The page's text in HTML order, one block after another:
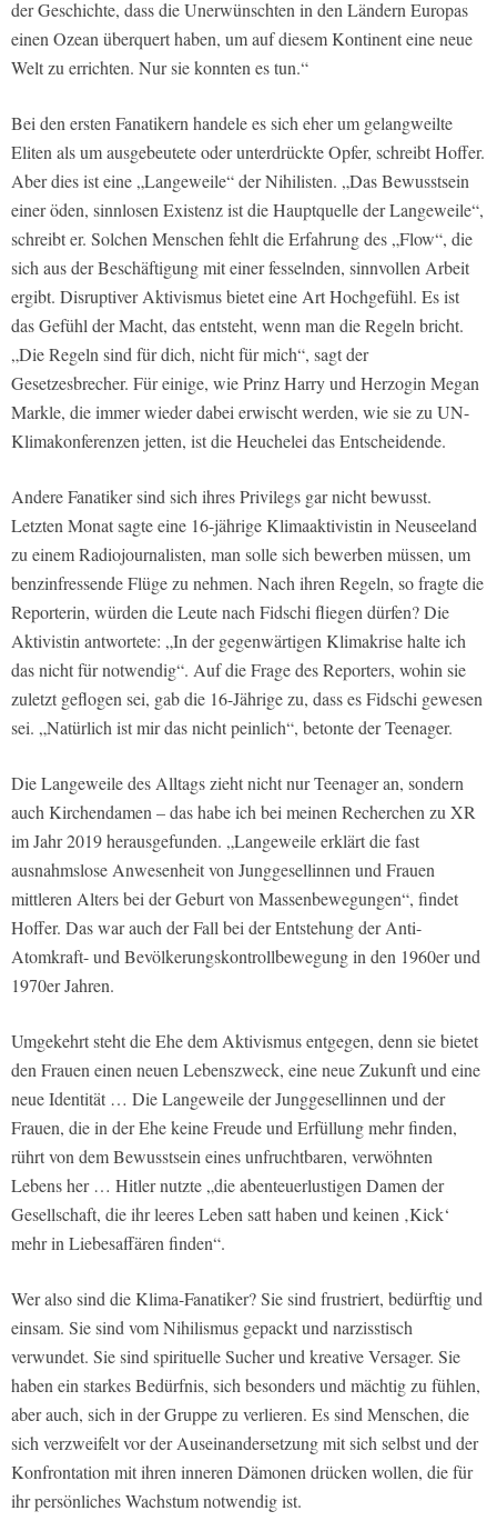
der Geschichte, dass die Unerwünschten in den Ländern Europas
einen Ozean überquert haben, um auf diesem Kontinent eine neue
Welt zu errichten. Nur sie konnten es tun.“
Bei den ersten Fanatikern handele es sich eher um gelangweilte
Eliten als um ausgebeutete oder unterdrückte Opfer, schreibt Hoffer.
Aber dies ist eine „Langeweile“ der Nihilisten. „Das Bewusstsein
einer öden, sinnlosen Existenz ist die Hauptquelle der Langeweile“,
schreibt er. Solchen Menschen fehlt die Erfahrung des „Flow“, die
sich aus der Beschäftigung mit einer fesselnden, sinnvollen Arbeit
ergibt. Disruptiver Aktivismus bietet eine Art Hochgefühl. Es ist
das Gefühl der Macht, das entsteht, wenn man die Regeln bricht.
„Die Regeln sind für dich, nicht für mich“, sagt der
Gesetzesbrecher. Für einige, wie Prinz Harry und Herzogin Megan
Markle, die immer wieder dabei erwischt werden, wie sie zu UN-
Klimakonferenzen jetten, ist die Heuchelei das Entscheidende.
Andere Fanatiker sind sich ihres Privilegs gar nicht bewusst.
Letzten Monat sagte eine 16-jährige Klimaaktivistin in Neuseeland
zu einem Radiojournalisten, man solle sich bewerben müssen, um
benzinfressende Flüge zu nehmen. Nach ihren Regeln, so fragte die
Reporterin, würden die Leute nach Fidschi fliegen dürfen? Die
Aktivistin antwortete: „In der gegenwärtigen Klimakrise halte ich
das nicht für notwendig“. Auf die Frage des Reporters, wohin sie
zuletzt geflogen sei, gab die 16-Jährige zu, dass es Fidschi gewesen
sei. „Natürlich ist mir das nicht peinlich“, betonte der Teenager.
Die Langeweile des Alltags zieht nicht nur Teenager an, sondern
auch Kirchendamen – das habe ich bei meinen Recherchen zu XR
im Jahr 2019 herausgefunden. „Langeweile erklärt die fast
ausnahmslose Anwesenheit von Junggesellinnen und Frauen
mittleren Alters bei der Geburt von Massenbewegungen“, findet
Hoffer. Das war auch der Fall bei der Entstehung der Anti-
Atomkraft- und Bevölkerungskontrollbewegung in den 1960er und
1970er Jahren.
Umgekehrt steht die Ehe dem Aktivismus entgegen, denn sie bietet
den Frauen einen neuen Lebenszweck, eine neue Zukunft und eine
neue Identität … Die Langeweile der Junggesellinnen und der
Frauen, die in der Ehe keine Freude und Erfüllung mehr finden,
rührt von dem Bewusstsein eines unfruchtbaren, verwöhnten
Lebens her … Hitler nutzte „die abenteuerlustigen Damen der
Gesellschaft, die ihr leeres Leben satt haben und keinen ‚Kick‘
mehr in Liebesaffären finden“.
Wer also sind die Klima-Fanatiker? Sie sind frustriert, bedürftig und
einsam. Sie sind vom Nihilismus gepackt und narzisstisch
verwundet. Sie sind spirituelle Sucher und kreative Versager. Sie
haben ein starkes Bedürfnis, sich besonders und mächtig zu fühlen,
aber auch, sich in der Gruppe zu verlieren. Es sind Menschen, die
sich verzweifelt vor der Auseinandersetzung mit sich selbst und der
Konfrontation mit ihren inneren Dämonen drücken wollen, die für
ihr persönliches Wachstum notwendig ist.